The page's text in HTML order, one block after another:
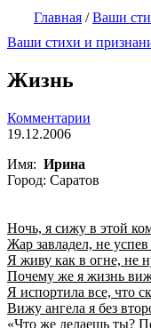
Главная /Ваши
Ваши стихи и
Жизнь
Комментарии
19.12.2006
Имя: Ирина
Город: Саратов
Ночь, я сижу в этой
Жар завладел, не
Я живу как в огне, не
Почему же я жизнь
Я испортила все, что
Вижу ангела я без
«Что же делаешь ты?